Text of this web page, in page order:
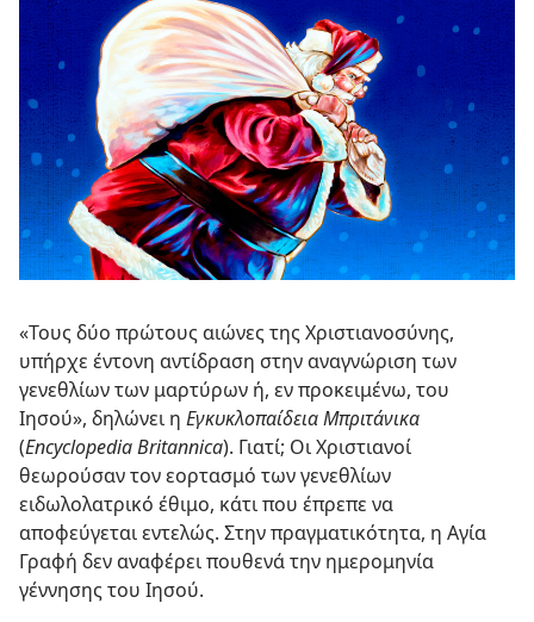
«Τους δύο πρώτους αιώνες της Χριστιανοσύνης,
υπήρχε έντονη αντίδραση στην αναγνώριση των
γενεθλίων των μαρτύρων ή, εν προκειμένω, του
Ιησού», δηλώνει η Εγκυκλοπαίδεια Μπριτάνικα
(Encyclopedia Britannica). Γιατί; Οι Χριστιανοί
θεωρούσαν τον εορτασμό των γενεθλίων
ειδωλολατρικό έθιμο, κάτι που έπρεπε να
αποφεύγεται εντελώς. Στην πραγματικότητα, η Αγία
Γραφή δεν αναφέρει πουθενά την ημερομηνία
γέννησης του Ιησού.